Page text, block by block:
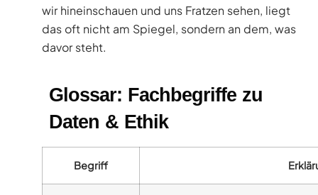
wir hineinschauen und uns Fratzen sehen, liegt
das oft nicht am Spiegel, sondern an dem, was
davor steht.
Glossar: Fachbegriffe zu
Daten & Ethik
Begriff